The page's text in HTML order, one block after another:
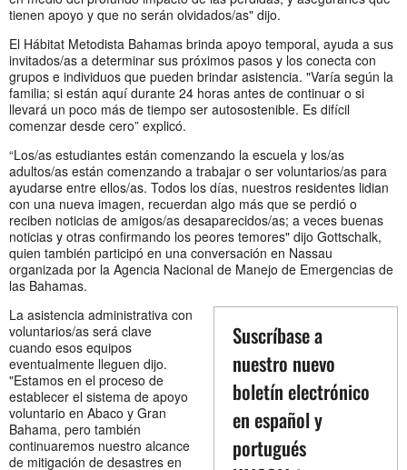
tienen apoyo y que no serán olvidados/as" dijo.
El Hábitat Metodista Bahamas brinda apoyo temporal, ayuda a sus
invitados/as a determinar sus próximos pasos y los conecta con
grupos e individuos que pueden brindar asistencia. "Varía según la
familia; si están aquí durante 24 horas antes de continuar o si
llevará un poco más de tiempo ser autosostenible. Es difícil
comenzar desde cero” explicó.
“Los/as estudiantes están comenzando la escuela y los/as
adultos/as están comenzando a trabajar o ser voluntarios/as para
ayudarse entre ellos/as. Todos los días, nuestros residentes lidian
con una nueva imagen, recuerdan algo más que se perdió o
reciben noticias de amigos/as desaparecidos/as; a veces buenas
noticias y otras confirmando los peores temores" dijo Gottschalk,
quien también participó en una conversación en Nassau
organizada por la Agencia Nacional de Manejo de Emergencias de
las Bahamas.
Suscríbase a
nuestro nuevo
boletín electrónico
en español y
portugués
La asistencia administrativa con
voluntarios/as será clave
cuando esos equipos
eventualmente lleguen dijo.
"Estamos en el proceso de
establecer el sistema de apoyo
voluntario en Abaco y Gran
Bahama, pero también
continuaremos nuestro alcance
de mitigación de desastres en